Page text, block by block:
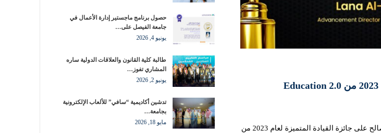
20 يونيو 2023: حصلت مديرة قسم التنمية في جامعة الفيصل الأستاذة لنا الصالح على جائزة القيادة المتميزة لعام 2023 من
حصول برنامج ماجستير إدارة الأعمال في
جامعة الفيصل على…
يونيو 4, 2026
طالبة كلية القانون والعلاقات الدولية ساره
المشاري تفوز…
يونيو 2, 2026
تدشين أكاديمية “سافي” للألعاب الإلكترونية
بجامعة…
مايو 18, 2026